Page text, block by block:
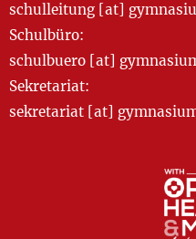
schulleitung [at]
Schulbüro:
schulbuero [at]
Sekretariat:
sekretariat [at]